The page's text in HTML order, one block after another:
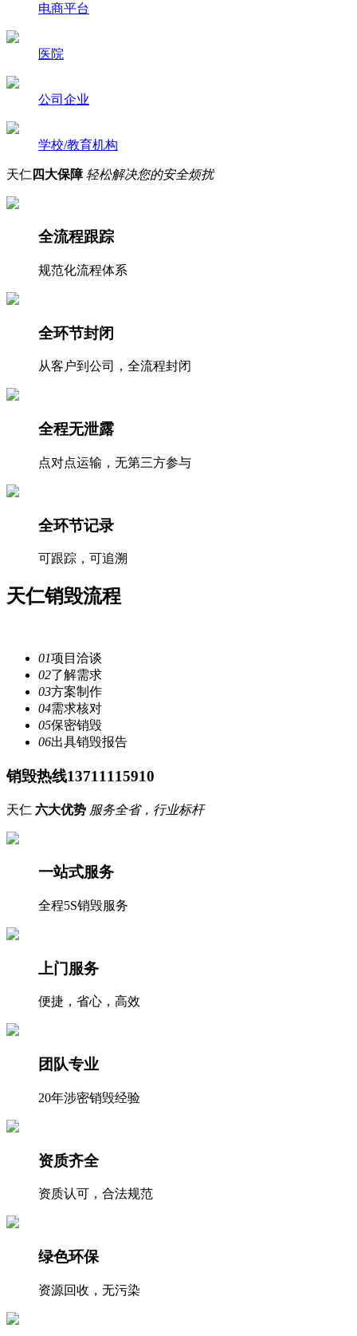
电商平台
医院
公司企业
学校/教育机构
天仁 四大保障 轻松解决您的安全烦扰
全流程跟踪
规范化流程体系
全环节封闭
从客户到公司，全流程封闭
全程无泄露
点对点运输，无第三方参与
全环节记录
可跟踪，可追溯
天仁销毁流程
01项目洽谈
02了解需求
03方案制作
04需求核对
05保密销毁
06出具销毁报告
销毁热线13711115910
天仁 六大优势 服务全省，行业标杆
一站式服务
全程5S销毁服务
上门服务
便捷，省心，高效
团队专业
20年涉密销毁经验
资质齐全
资质认可，合法规范
绿色环保
资源回收，无污染